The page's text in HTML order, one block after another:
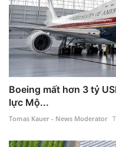
Boeing mất hơn 3 tỷ
lực Mộ...
Tomas Kauer - News Moderator